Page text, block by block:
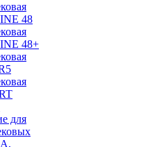
48
48+
для